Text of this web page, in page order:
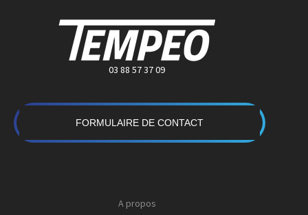
03 88 57 37 09
FORMULAIRE DE CONTACT
A propos